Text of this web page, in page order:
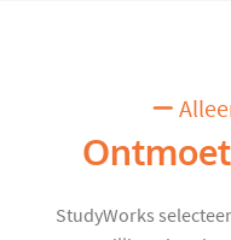
StudyWorks